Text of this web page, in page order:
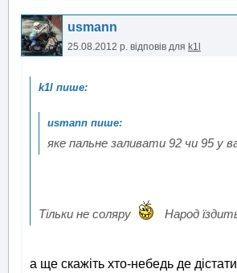
usmann
25.08.2012 р. відповів для k1l
яке пальне заливати 92 чи 95 у
Тільки не соляру Народ
а ще скажіть хто-небедь де